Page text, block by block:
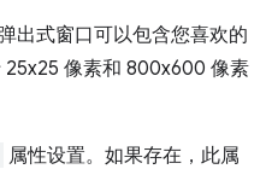
出式窗口可以包含您喜欢的
25x25 像素和 800x600 像素
属性设置。如果存在，此属